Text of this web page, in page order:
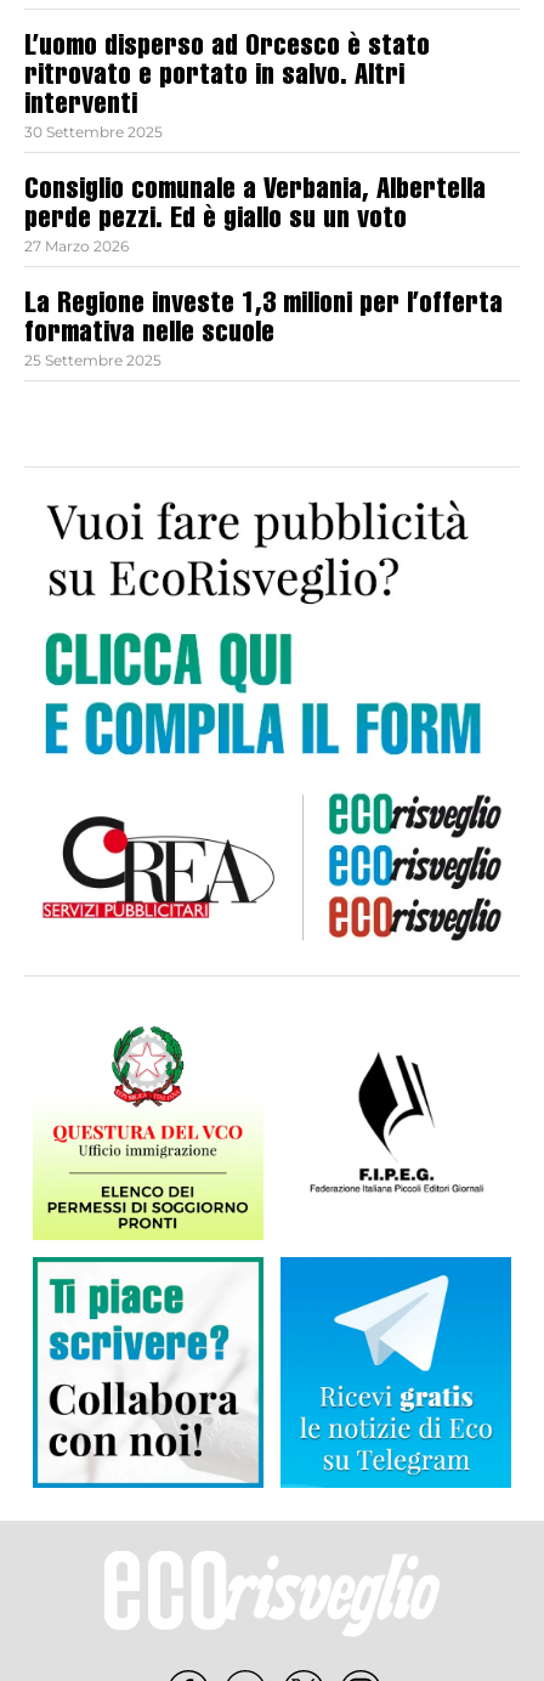
L’uomo disperso ad Orcesco è stato
ritrovato e portato in salvo. Altri
interventi
30 Settembre 2025
Consiglio comunale a Verbania, Albertella
perde pezzi. Ed è giallo su un voto
27 Marzo 2026
La Regione investe 1,3 milioni per l’offerta
formativa nelle scuole
25 Settembre 2025